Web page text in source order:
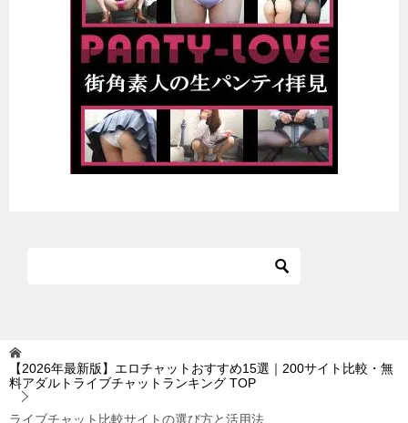
【2026年最新版】エロチャットおすすめ15選｜200サイト比較・無
料アダルトライブチャットランキング TOP
ライブチャット比較サイトの選び方と活用法